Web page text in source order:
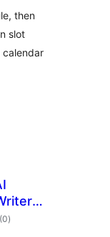
then
slot
calendar
(0कुल
रेटिङ्गहरू
)